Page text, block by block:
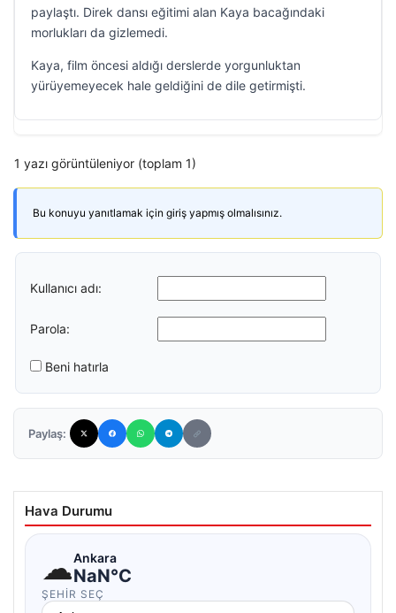
paylaştı. Direk dansı eğitimi alan Kaya bacağındaki
morlukları da gizlemedi.
Kaya, film öncesi aldığı derslerde yorgunluktan
yürüyemeyecek hale geldiğini de dile getirmişti.
1 yazı görüntüleniyor (toplam 1)
Bu konuyu yanıtlamak için giriş yapmış olmalısınız.
Kullanıcı adı:
Parola:
Beni hatırla
Paylaş:
Hava Durumu
☁Ankara
NaN°C
ŞEHIR SEÇ